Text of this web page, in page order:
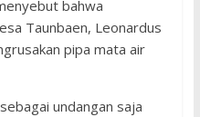
bahwa
Taunbaen, Leonardus
pipa mata air
undangan saja